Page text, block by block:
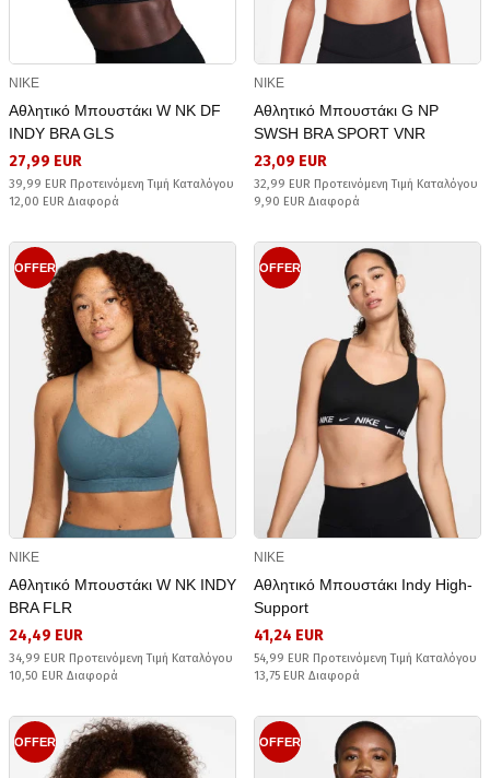
NIKE
Αθλητικό Μπουστάκι W NK DF
INDY BRA GLS
27,99 EUR
39,99 EUR Προτεινόμενη Τιμή Καταλόγου
12,00 EUR Διαφορά
NIKE
Αθλητικό Μπουστάκι G NP
SWSH BRA SPORT VNR
23,09 EUR
32,99 EUR Προτεινόμενη Τιμή Καταλόγου
9,90 EUR Διαφορά
OFFER
NIKE
Αθλητικό Μπουστάκι W NK INDY
BRA FLR
24,49 EUR
34,99 EUR Προτεινόμενη Τιμή Καταλόγου
10,50 EUR Διαφορά
OFFER
NIKE
Αθλητικό Μπουστάκι Indy High-
Support
41,24 EUR
54,99 EUR Προτεινόμενη Τιμή Καταλόγου
13,75 EUR Διαφορά
OFFER OFFER